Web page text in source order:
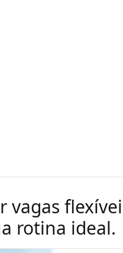
vagas
rotina ideal.